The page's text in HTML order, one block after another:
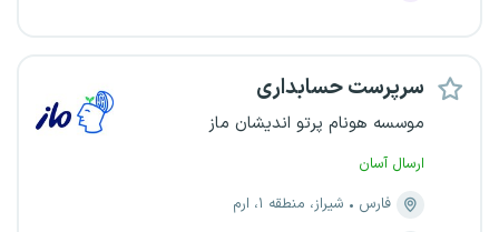
سر‌پرست حسابداری
موسسه هونام پرتو اندیشان ماز
ارسال آسان
فارس
شیراز، منطقه ۱، ارم